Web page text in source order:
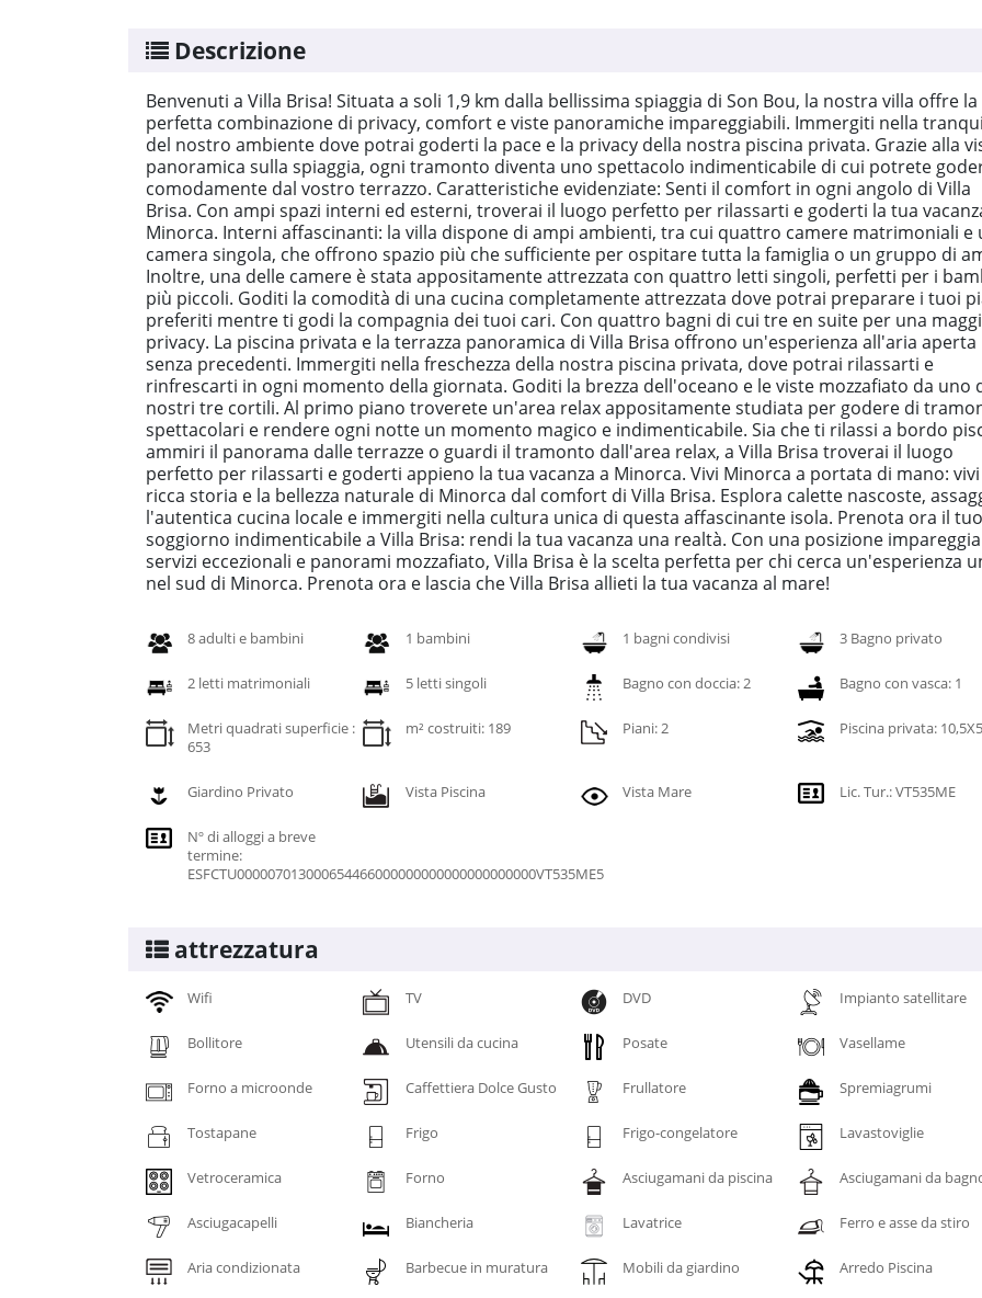
Descrizione
Benvenuti a Villa Brisa! Situata a soli 1,9 km dalla bellissima spiaggia di Son Bou, la nostra villa offre la
perfetta combinazione di privacy, comfort e viste panoramiche impareggiabili. Immergiti nella
del nostro ambiente dove potrai goderti la pace e la privacy della nostra piscina privata. Grazie alla
panoramica sulla spiaggia, ogni tramonto diventa uno spettacolo indimenticabile di cui potrete
comodamente dal vostro terrazzo. Caratteristiche evidenziate: Senti il comfort in ogni angolo di Villa
Brisa. Con ampi spazi interni ed esterni, troverai il luogo perfetto per rilassarti e goderti la tua
Minorca. Interni affascinanti: la villa dispone di ampi ambienti, tra cui quattro camere matrimoniali e
camera singola, che offrono spazio più che sufficiente per ospitare tutta la famiglia o un gruppo di
Inoltre, una delle camere è stata appositamente attrezzata con quattro letti singoli, perfetti per i
più piccoli. Goditi la comodità di una cucina completamente attrezzata dove potrai preparare i tuoi
preferiti mentre ti godi la compagnia dei tuoi cari. Con quattro bagni di cui tre en suite per una
privacy. La piscina privata e la terrazza panoramica di Villa Brisa offrono un'esperienza all'aria aperta
senza precedenti. Immergiti nella freschezza della nostra piscina privata, dove potrai rilassarti e
rinfrescarti in ogni momento della giornata. Goditi la brezza dell'oceano e le viste mozzafiato da uno
nostri tre cortili. Al primo piano troverete un'area relax appositamente studiata per godere di
spettacolari e rendere ogni notte un momento magico e indimenticabile. Sia che ti rilassi a bordo
ammiri il panorama dalle terrazze o guardi il tramonto dall'area relax, a Villa Brisa troverai il luogo
perfetto per rilassarti e goderti appieno la tua vacanza a Minorca. Vivi Minorca a portata di mano:
ricca storia e la bellezza naturale di Minorca dal comfort di Villa Brisa. Esplora calette nascoste,
l'autentica cucina locale e immergiti nella cultura unica di questa affascinante isola. Prenota ora il tuo
soggiorno indimenticabile a Villa Brisa: rendi la tua vacanza una realtà. Con una posizione
servizi eccezionali e panorami mozzafiato, Villa Brisa è la scelta perfetta per chi cerca un'esperienza
nel sud di Minorca. Prenota ora e lascia che Villa Brisa allieti la tua vacanza al mare!
8 adulti e bambini 1 bambini 1 bagni condivisi 3 Bagno privato
2 letti matrimoniali 5 letti singoli Bagno con doccia: 2 Bagno con vasca: 1
Metri quadrati superficie :
653
m² costruiti: 189 Piani: 2 Piscina privata:
Giardino Privato Vista Piscina Vista Mare Lic. Tur.: VT535ME
Nº di alloggi a breve
termine:
ESFCTU000007013000654466000000000000000000000VT535ME5
attrezzatura
Wifi TV DVD Impianto satellitare
Bollitore Utensili da cucina Posate Vasellame
Forno a microonde Caffettiera Dolce Gusto Frullatore Spremiagrumi
Tostapane Frigo Frigo-congelatore Lavastoviglie
Vetroceramica Forno Asciugamani da piscina Asciugamani da
Asciugacapelli Biancheria Lavatrice Ferro e asse da stiro
Aria condizionata Barbecue in muratura Mobili da giardino Arredo Piscina